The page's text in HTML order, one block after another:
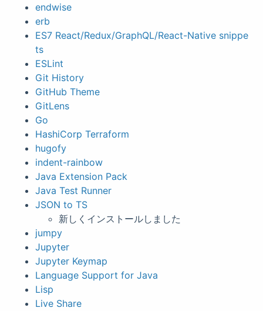
endwise
erb
ES7 React/Redux/GraphQL/React-Native snippe
ts
ESLint
Git History
GitHub Theme
GitLens
Go
HashiCorp Terraform
hugofy
indent-rainbow
Java Extension Pack
Java Test Runner
JSON to TS
新しくインストールしました
jumpy
Jupyter
Jupyter Keymap
Language Support for Java
Lisp
Live Share